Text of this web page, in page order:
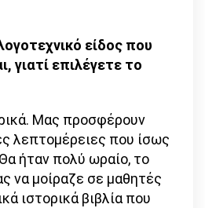
είδος που
γιατί επιλέγετε το
Μας προσφέρουν
λεπτομέρειες που ίσως
ήταν πολύ ωραίο, το
να μοίραζε σε μαθητές
ιστορικά βιβλία που